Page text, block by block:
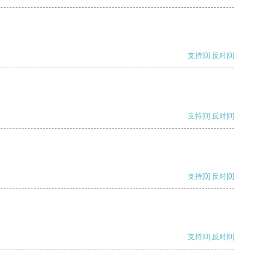
支持[0] 反对[0]
支持[0] 反对[0]
支持[0] 反对[0]
支持[0] 反对[0]